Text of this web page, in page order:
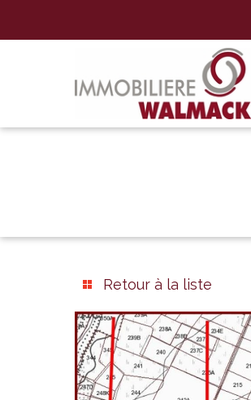
Retour à la liste